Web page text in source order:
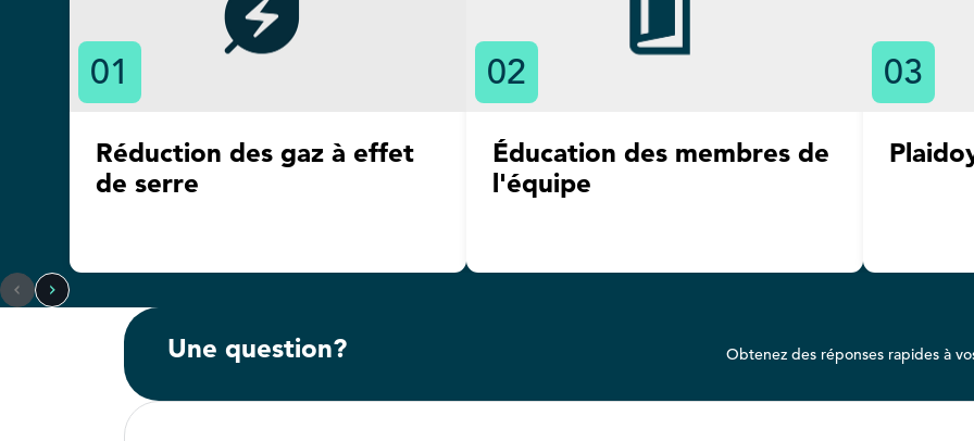
01
Réduction des gaz à effet
de serre
02
Éducation des membres de
l'équipe
03
Une question? Obtenez des réponses rapides à